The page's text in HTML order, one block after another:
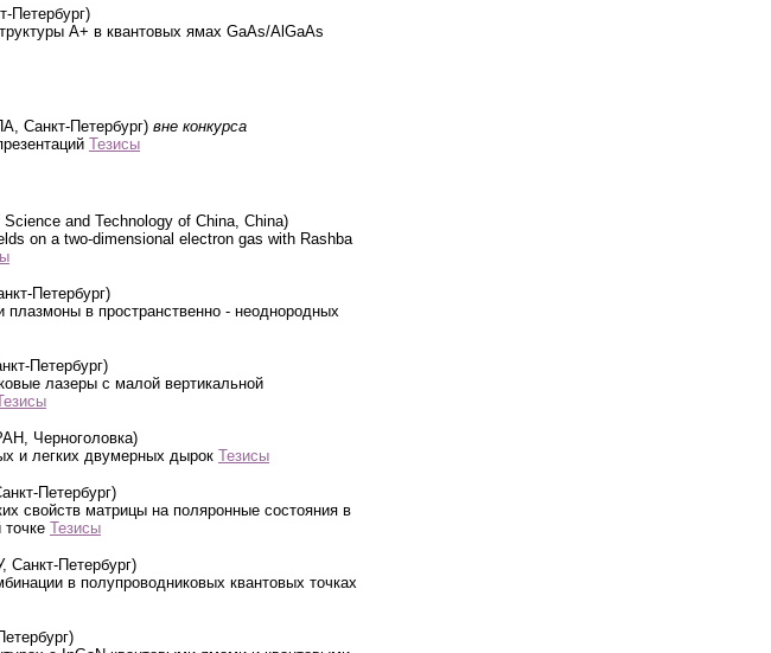
Петербург)
A+ в квантовых ямах GaAs/AlGaAs
Санкт-Петербург) вне конкурса
Тезисы
and Technology of China, China)
on a two-dimensional electron gas with Rashba
Петербург)
плазмоны в пространственно - неоднородных
Петербург)
лазеры с малой вертикальной
Черноголовка)
и легких двумерных дырок Тезисы
Петербург)
свойств матрицы на поляронные состояния в
точке Тезисы
Петербург)
в полупроводниковых квантовых точках